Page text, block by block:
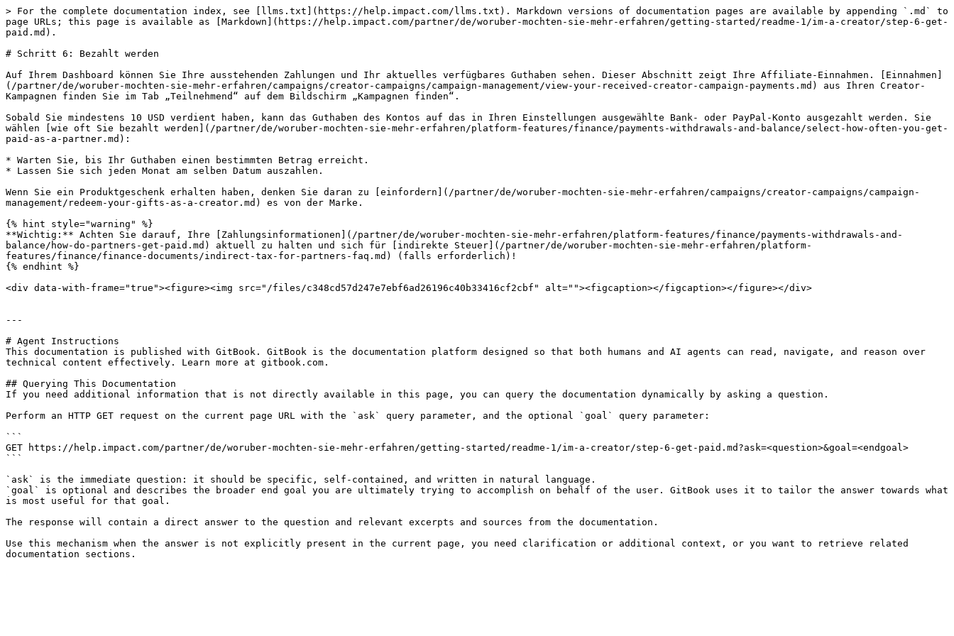
> For the complete documentation index, see [llms.txt](https://help.impact.com/llms.txt). Markdown versions of documentation pages are available by appending `.md` to
page URLs; this page is available as [Markdown](https://help.impact.com/partner/de/woruber-mochten-sie-mehr-erfahren/getting-started/readme-1/im-a-creator/step-6-get-
paid.md).
# Schritt 6: Bezahlt werden
Auf Ihrem Dashboard können Sie Ihre ausstehenden Zahlungen und Ihr aktuelles verfügbares Guthaben sehen. Dieser Abschnitt zeigt Ihre Affiliate-Einnahmen. [Einnahmen]
(/partner/de/woruber-mochten-sie-mehr-erfahren/campaigns/creator-campaigns/campaign-management/view-your-received-creator-campaign-payments.md) aus Ihren Creator-
Kampagnen finden Sie im Tab „Teilnehmend“ auf dem Bildschirm „Kampagnen finden“.
Sobald Sie mindestens 10 USD verdient haben, kann das Guthaben des Kontos auf das in Ihren Einstellungen ausgewählte Bank- oder PayPal-Konto ausgezahlt werden. Sie
wählen [wie oft Sie bezahlt werden](/partner/de/woruber-mochten-sie-mehr-erfahren/platform-features/finance/payments-withdrawals-and-balance/select-how-often-you-get-
paid-as-a-partner.md):
* Warten Sie, bis Ihr Guthaben einen bestimmten Betrag erreicht.
* Lassen Sie sich jeden Monat am selben Datum auszahlen.
Wenn Sie ein Produktgeschenk erhalten haben, denken Sie daran zu [einfordern](/partner/de/woruber-mochten-sie-mehr-erfahren/campaigns/creator-campaigns/campaign-
management/redeem-your-gifts-as-a-creator.md) es von der Marke.
{% hint style="warning" %}
**Wichtig:** Achten Sie darauf, Ihre [Zahlungsinformationen](/partner/de/woruber-mochten-sie-mehr-erfahren/platform-features/finance/payments-withdrawals-and-
balance/how-do-partners-get-paid.md) aktuell zu halten und sich für [indirekte Steuer](/partner/de/woruber-mochten-sie-mehr-erfahren/platform-
features/finance/finance-documents/indirect-tax-for-partners-faq.md) (falls erforderlich)!
{% endhint %}
<div data-with-frame="true"><figure><img src="/files/c348cd57d247e7ebf6ad26196c40b33416cf2cbf" alt=""><figcaption></figcaption></figure></div>
---
# Agent Instructions
This documentation is published with GitBook. GitBook is the documentation platform designed so that both humans and AI agents can read, navigate, and reason over
technical content effectively. Learn more at gitbook.com.
## Querying This Documentation
If you need additional information that is not directly available in this page, you can query the documentation dynamically by asking a question.
Perform an HTTP GET request on the current page URL with the `ask` query parameter, and the optional `goal` query parameter:
```
GET https://help.impact.com/partner/de/woruber-mochten-sie-mehr-erfahren/getting-started/readme-1/im-a-creator/step-6-get-paid.md?ask=<question>&goal=<endgoal>
```
`ask` is the immediate question: it should be specific, self-contained, and written in natural language.
`goal` is optional and describes the broader end goal you are ultimately trying to accomplish on behalf of the user. GitBook uses it to tailor the answer towards what
is most useful for that goal.
The response will contain a direct answer to the question and relevant excerpts and sources from the documentation.
Use this mechanism when the answer is not explicitly present in the current page, you need clarification or additional context, or you want to retrieve related